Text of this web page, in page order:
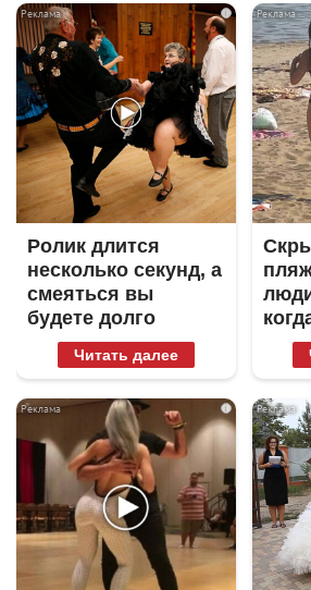
i
Ролик длится
несколько секунд, а
смеяться вы
будете долго
Читать далее
i